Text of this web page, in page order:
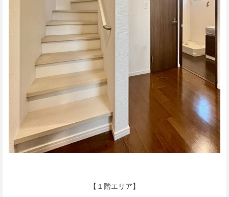
【１階エリア】